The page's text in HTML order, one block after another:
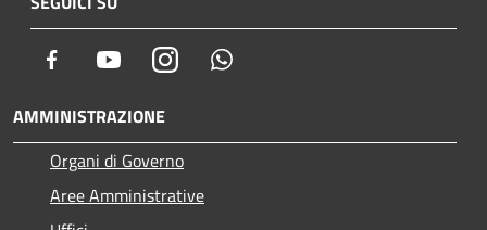
Facebook YoutubeInstagram
AMMINISTRAZIONE
Organi di Governo
Aree Amministrative